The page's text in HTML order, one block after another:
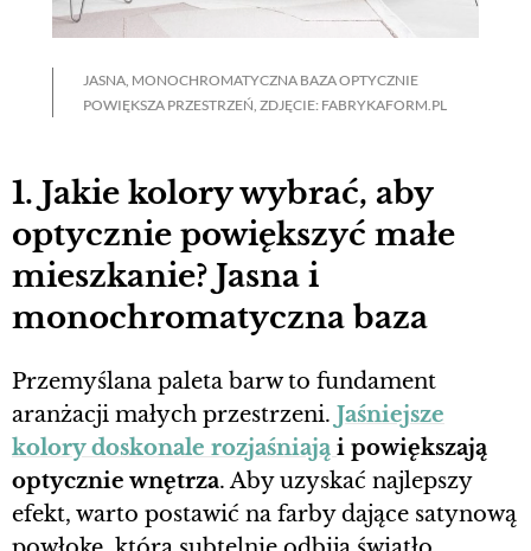
JASNA, MONOCHROMATYCZNA BAZA OPTYCZNIE
POWIĘKSZA PRZESTRZEŃ, ZDJĘCIE: FABRYKAFORM.PL
1. Jakie kolory wybrać, aby
optycznie powiększyć małe
mieszkanie? Jasna i
monochromatyczna baza
Przemyślana paleta barw to fundament
aranżacji małych przestrzeni. Jaśniejsze
kolory doskonale rozjaśniają i powiększają
optycznie wnętrza. Aby uzyskać najlepszy
efekt, warto postawić na farby dające satynową